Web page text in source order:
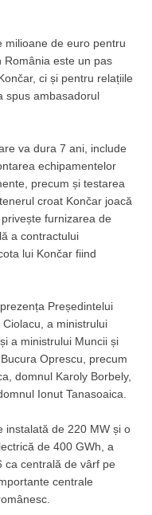
milioane de euro pentru
România este un pas
ci și pentru relațiile
spus ambasadorul
va dura 7 ani, include
echipamentelor
precum și testarea
croat Končar joacă
furnizarea de
a contractului
lui Končar fiind
Președintelui
a ministrului
a ministrului Muncii și
Oprescu, precum
domnul Karoly Borbely,
Ionut Tanasoaica.
instalată de 220 MW și o
de 400 GWh, a
ca centrală de vârf pe
centrale